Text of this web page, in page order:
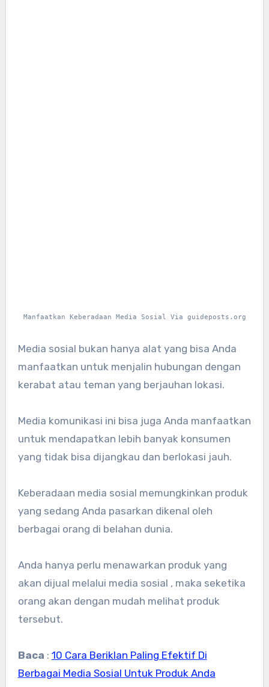
Manfaatkan Keberadaan Media Sosial Via guideposts.org
Media sosial bukan hanya alat yang bisa Anda
manfaatkan untuk menjalin hubungan dengan
kerabat atau teman yang berjauhan lokasi.
Media komunikasi ini bisa juga Anda manfaatkan
untuk mendapatkan lebih banyak konsumen
yang tidak bisa dijangkau dan berlokasi jauh.
Keberadaan media sosial memungkinkan produk
yang sedang Anda pasarkan dikenal oleh
berbagai orang di belahan dunia.
Anda hanya perlu menawarkan produk yang
akan dijual melalui media sosial , maka seketika
orang akan dengan mudah melihat produk
tersebut.
Baca : 10 Cara Beriklan Paling Efektif Di
Berbagai Media Sosial Untuk Produk Anda